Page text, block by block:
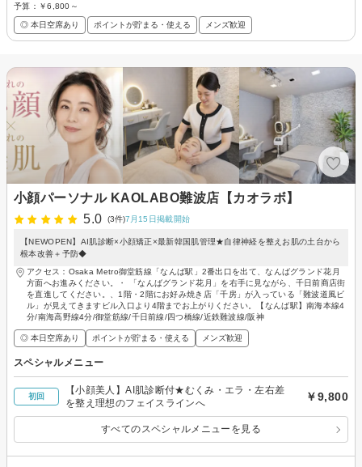
予算： ￥6,800～
◎ 本日空席あり ポイントが貯まる・使える メンズ歓迎
小顔パーソナル KAOLABO難波店【カオラボ】
5.0
(3件)7月15日掲載開始
【NEWOPEN】AI肌診断×小顔矯正×最新韓国肌管理★自律神経を整えお肌の土台から
根本改善＋予防◆
アクセス：Osaka Metro御堂筋線「なんば駅」2番出口を出て、なんばグランド花月
方面へお進みください。・ 「なんばグランド花月」を右手に見ながら、千日前商店街
を直進してください。、1階・2階にお好み焼き店「千房」が入っている「難波道風ビ
ル」が見えてきますビル入口より4階までお上がりください。【なんば駅】南海本線4
分/南海高野線4分/御堂筋線/千日前線/四つ橋線/近鉄難波線/阪神
◎ 本日空席あり ポイントが貯まる・使える メンズ歓迎
スペシャルメニュー
初回
【小顔美人】AI肌診断付★むくみ・エラ・左右差
を整え理想のフェイスラインへ
￥9,800
すべてのスペシャルメニューを見る